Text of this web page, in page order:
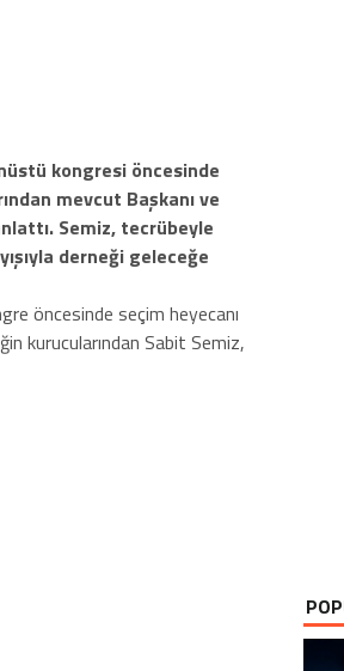
kongresi öncesinde
mevcut Başkanı ve
Semiz, tecrübeyle
derneği geleceğe
öncesinde seçim heyecanı
kurucularından Sabit Semiz,